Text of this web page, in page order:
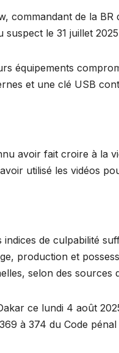
commandant de la
suspect le 31 juillet
équipements
et une clé USB
avoir fait croire à la
utilisé les vidéos
indices de culpabilité
production et
selon des
ce lundi 4 août
à 374 du Code